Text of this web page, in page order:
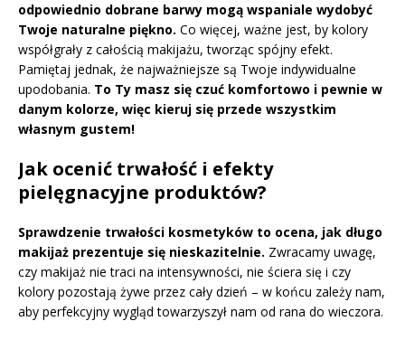
odpowiednio dobrane barwy mogą wspaniale wydobyć
Twoje naturalne piękno. Co więcej, ważne jest, by kolory
współgrały z całością makijażu, tworząc spójny efekt.
Pamiętaj jednak, że najważniejsze są Twoje indywidualne
upodobania. To Ty masz się czuć komfortowo i pewnie w
danym kolorze, więc kieruj się przede wszystkim
własnym gustem!
Jak ocenić trwałość i efekty
pielęgnacyjne produktów?
Sprawdzenie trwałości kosmetyków to ocena, jak długo
makijaż prezentuje się nieskazitelnie. Zwracamy uwagę,
czy makijaż nie traci na intensywności, nie ściera się i czy
kolory pozostają żywe przez cały dzień – w końcu zależy nam,
aby perfekcyjny wygląd towarzyszył nam od rana do wieczora.